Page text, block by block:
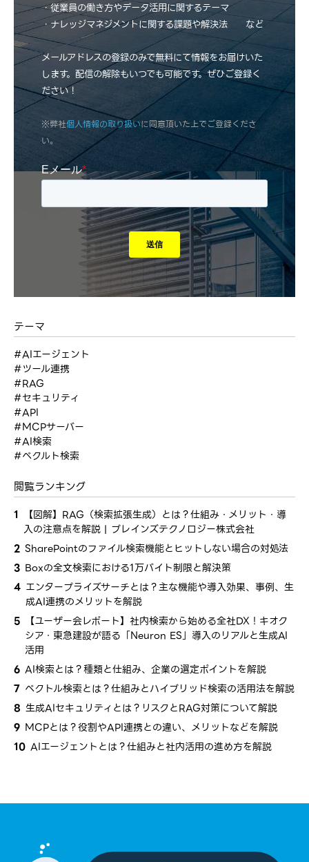
・従業員の働き方やデータ活用に関するテーマ
・ナレッジマネジメントに関する課題や解決法 など
メールアドレスの登録のみで無料にて情報をお届けいた
します。配信の解除もいつでも可能です。ぜひご登録く
ださい！
※弊社個人情報の取り扱いに同意頂いた上でご登録くださ
い。
テーマ
#AIエージェント
#ツール連携
#RAG
#セキュリティ
#API
#MCPサーバー
#AI検索
#ベクルト検索
閲覧ランキング
1
【図解】RAG（検索拡張生成）とは？仕組み・メリット・導
入の注意点を解説 | ブレインズテクノロジー株式会社
2 SharePointのファイル検索機能とヒットしない場合の対処法
3 Boxの全文検索における1万バイト制限と解決策
4 エンタープライズサーチとは？​主な​機能や導入効果、​事例、​生
成AI連携の​メリットを​解説
5
【ユーザー会レポート】社内検索から​始める​全社​DX！​キオク
シア・​東急建設が​語る​「Neuron ES」導入の​リアルと​生成AI
活用
6 AI検索とは？種類と仕組み、企業の選定ポイントを解説
7 ベクトル検索とは？仕組みとハイブリッド検索の活用法を解説
8 生成AIセキュリティとは？リスクとRAG対策について解説
9 MCPとは？役割やAPI連携との違い、メリットなどを解説
10 AIエージェントとは？仕組みと社内活用の進め方を解説